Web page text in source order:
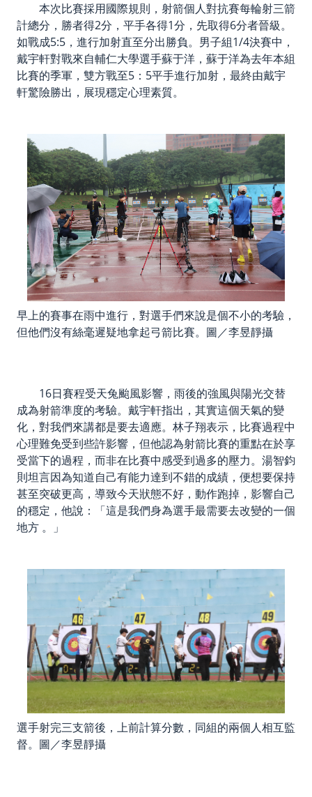
本次比賽採用國際規則，射箭個人對抗賽每輪射三箭
計總分，勝者得2分，平手各得1分，先取得6分者晉級。
如戰成5:5，進行加射直至分出勝負。男子組1/4決賽中，
戴宇軒對戰來自輔仁大學選手蘇于洋，蘇于洋為去年本組
比賽的季軍，雙方戰至5：5平手進行加射，最終由戴宇
軒驚險勝出，展現穩定心理素質。
早上的賽事在雨中進行，對選手們來說是個不小的考驗，
但他們沒有絲毫遲疑地拿起弓箭比賽。圖／李昱靜攝
16日賽程受天兔颱風影響，雨後的強風與陽光交替
成為射箭準度的考驗。戴宇軒指出，其實這個天氣的變
化，對我們來講都是要去適應。林子翔表示，比賽過程中
心理難免受到些許影響，但他認為射箭比賽的重點在於享
受當下的過程，而非在比賽中感受到過多的壓力。湯智鈞
則坦言因為知道自己有能力達到不錯的成績，便想要保持
甚至突破更高，導致今天狀態不好，動作跑掉，影響自己
的穩定，他說：「這是我們身為選手最需要去改變的一個
地方 。」
選手射完三支箭後，上前計算分數，同組的兩個人相互監
督。圖／李昱靜攝